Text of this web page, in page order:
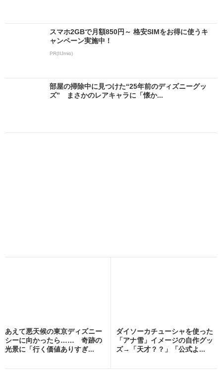
スマホ2GBで月額850円～ 格安SIMをお得に使うキ
ャンペーン実施中！
PR(IIJmio)
部屋の掃除中に見つけた“25年前のディズニーグッ
ズ” まさかのレアキャラに「懐か...
あえて悪天候の東京ディズニー
シーに向かったら…… 奇跡の
光景に「行く価値ありすぎ...
ダイソーカチューシャを使った
「アナ雪」イメージの自作グッ
ズ→「天才？？」「公式よ...